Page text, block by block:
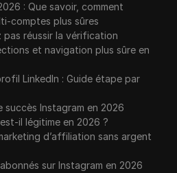
: Que savoir, comment
comptes plus sûres
réussir la vérification
et navigation plus sûre en
LinkedIn : Guide étape par
succès Instagram en 2026
il légitime en 2026 ?
d’affiliation sans argent
sur Instagram en 2026